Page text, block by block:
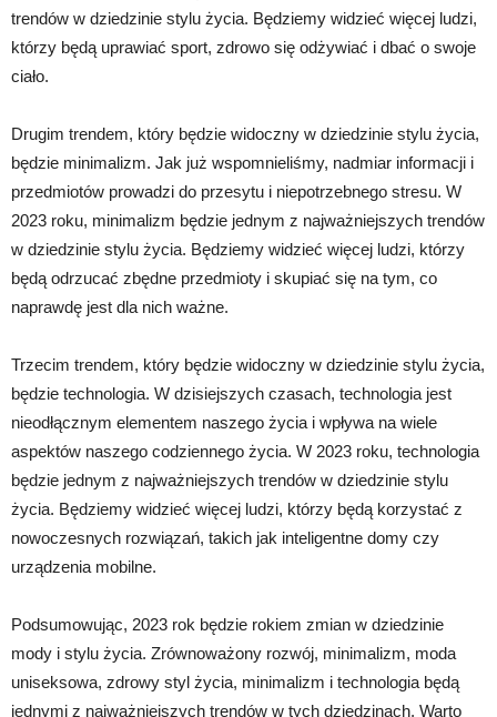
trendów w dziedzinie stylu życia. Będziemy widzieć więcej ludzi,
którzy będą uprawiać sport, zdrowo się odżywiać i dbać o swoje
ciało.
Drugim trendem, który będzie widoczny w dziedzinie stylu życia,
będzie minimalizm. Jak już wspomnieliśmy, nadmiar informacji i
przedmiotów prowadzi do przesytu i niepotrzebnego stresu. W
2023 roku, minimalizm będzie jednym z najważniejszych trendów
w dziedzinie stylu życia. Będziemy widzieć więcej ludzi, którzy
będą odrzucać zbędne przedmioty i skupiać się na tym, co
naprawdę jest dla nich ważne.
Trzecim trendem, który będzie widoczny w dziedzinie stylu życia,
będzie technologia. W dzisiejszych czasach, technologia jest
nieodłącznym elementem naszego życia i wpływa na wiele
aspektów naszego codziennego życia. W 2023 roku, technologia
będzie jednym z najważniejszych trendów w dziedzinie stylu
życia. Będziemy widzieć więcej ludzi, którzy będą korzystać z
nowoczesnych rozwiązań, takich jak inteligentne domy czy
urządzenia mobilne.
Podsumowując, 2023 rok będzie rokiem zmian w dziedzinie
mody i stylu życia. Zrównoważony rozwój, minimalizm, moda
uniseksowa, zdrowy styl życia, minimalizm i technologia będą
jednymi z najważniejszych trendów w tych dziedzinach. Warto